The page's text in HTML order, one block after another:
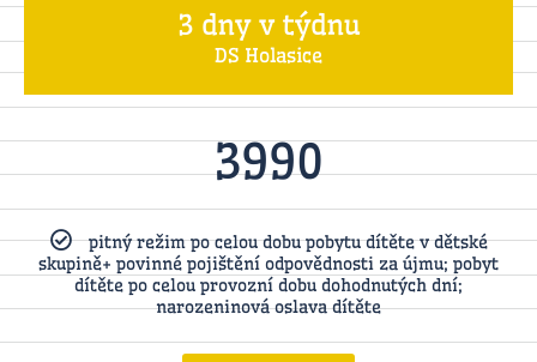
3 dny v týdnu
DS Holasice
3990
pitný režim po celou dobu pobytu dítěte v dětské
skupině+ povinné pojištění odpovědnosti za újmu; pobyt
dítěte po celou provozní dobu dohodnutých dní;
narozeninová oslava dítěte